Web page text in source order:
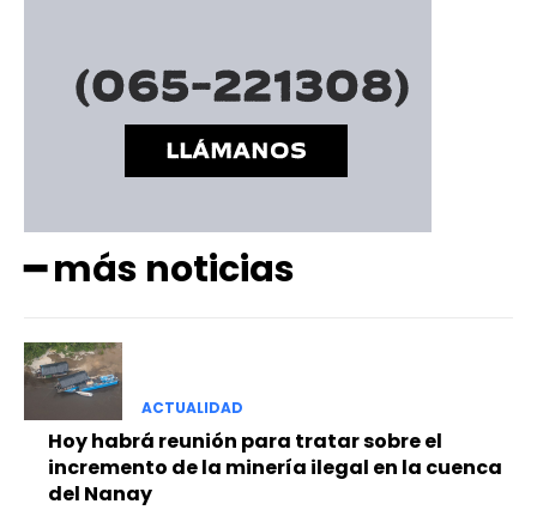
━ más noticias
ACTUALIDAD
Hoy habrá reunión para tratar sobre el
incremento de la minería ilegal en la cuenca
del Nanay